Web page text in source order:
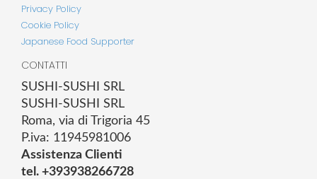
Privacy Policy
Cookie Policy
Japanese Food Supporter
CONTATTI
SUSHI-SUSHI SRL
SUSHI-SUSHI SRL
Roma, via di Trigoria 45
P.iva: 11945981006
Assistenza Clienti
tel. +393938266728